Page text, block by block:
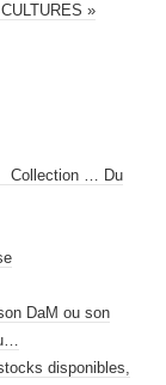
»
Collection … Du
DaM ou son
disponibles,